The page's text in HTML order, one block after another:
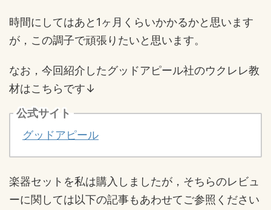
時間にしてはあと1ヶ月くらいかかるかと思います
が，この調子で頑張りたいと思います。
なお，今回紹介したグッドアピール社のウクレレ教
材はこちらです↓
公式サイト
グッドアピール
楽器セットを私は購入しましたが，そちらのレビュ
ーに関しては以下の記事もあわせてご参照ください